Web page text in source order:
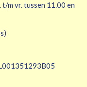
m vr. tussen 11.00 en